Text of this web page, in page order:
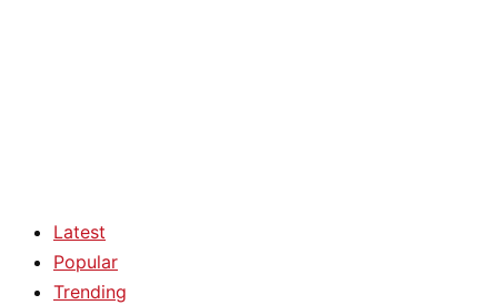
Latest
Popular
Trending